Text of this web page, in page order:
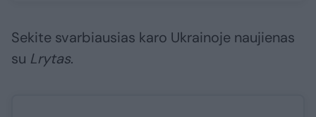
Sekite svarbiausias karo Ukrainoje naujienas
su Lrytas.​​​